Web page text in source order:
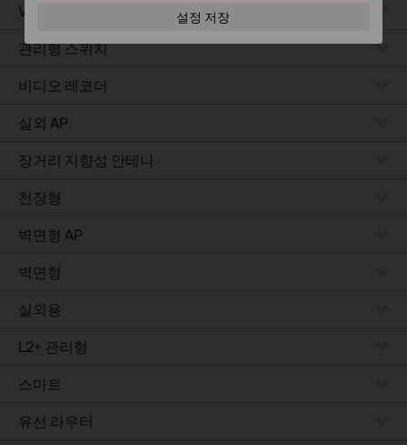
VPN 라우터
관리형 스위치
비디오 레코더
실외 AP
장거리 지향성 안테나
천장형
벽면형 AP
벽면형
실외용
L2+ 관리형
스마트
유선 라우터
설정 저장